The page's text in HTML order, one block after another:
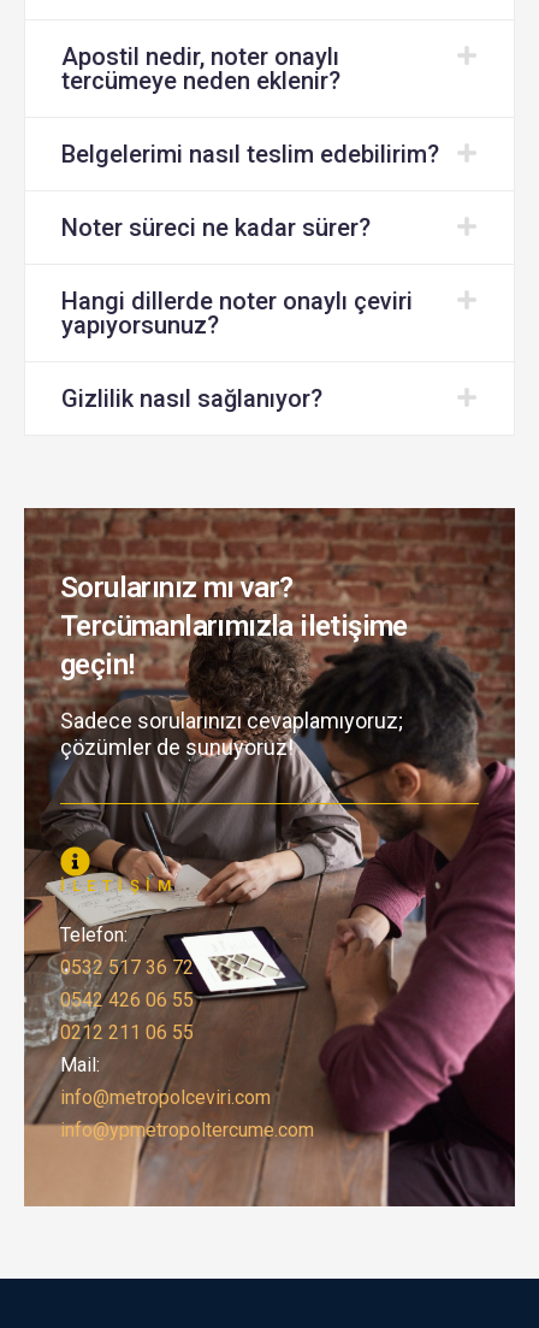
Sorularınız mı var?
Tercümanlarımızla iletişime
geçin!
Sadece sorularınızı cevaplamıyoruz;
çözümler de sunuyoruz!
İLETIŞIM
Telefon:
0532 517 36 72
0542 426 06 55
0212 211 06 55
Mail:
info@metropolceviri.com
info@ypmetropoltercume.com
Apostil nedir, noter onaylı
tercümeye neden eklenir?
Belgelerimi nasıl teslim edebilirim?
Noter süreci ne kadar sürer?
Hangi dillerde noter onaylı çeviri
yapıyorsunuz?
Gizlilik nasıl sağlanıyor?